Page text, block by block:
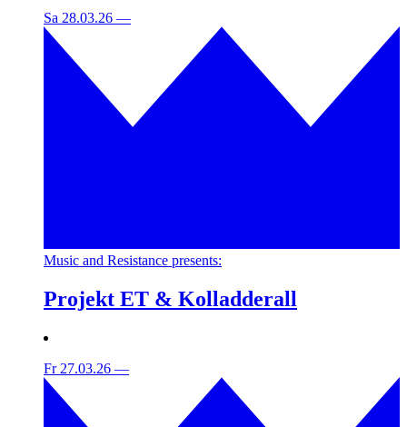
Sa 28.03.26 —
Music and Resistance presents:
Projekt ET & Kolladderall
Fr 27.03.26 —